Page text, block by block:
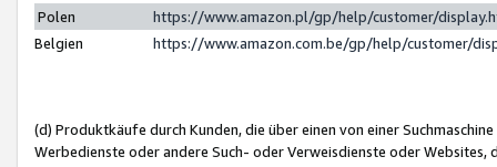
Polen
https://www.amazon.pl/gp/help/customer/
Belgien
https://www.amazon.com.be/gp/help/customer/
(d) Produktkäufe durch Kunden, die über einen von einer
Werbedienste oder andere Such- oder Verweisdienste oder Websites,